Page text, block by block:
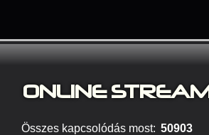
ONLINE STREAM
Összes kapcsolódás most: 50903